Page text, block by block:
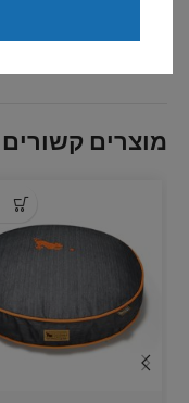
שיתוף:
מוצרים קשורים